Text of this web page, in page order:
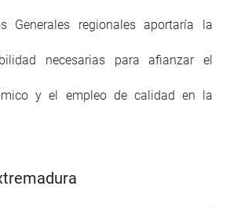
Generales regionales aportaría la
necesarias para afianzar el
y el empleo de calidad en la